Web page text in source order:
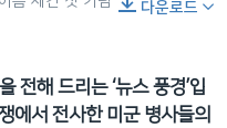
다운로드
전해 드리는 ‘뉴스 풍경’입
에서 전사한 미군 병사들의